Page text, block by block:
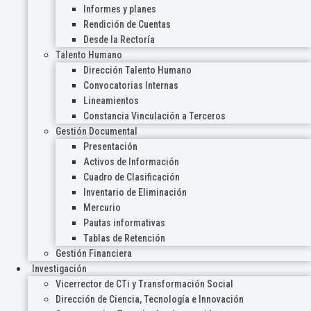
Informes y planes
Rendición de Cuentas
Desde la Rectoría
Talento Humano
Dirección Talento Humano
Convocatorias Internas
Lineamientos
Constancia Vinculación a Terceros
Gestión Documental
Presentación
Activos de Información
Cuadro de Clasificación
Inventario de Eliminación
Mercurio
Pautas informativas
Tablas de Retención
Gestión Financiera
Investigación
Vicerrector de CTi y Transformación Social
Dirección de Ciencia, Tecnología e Innovación